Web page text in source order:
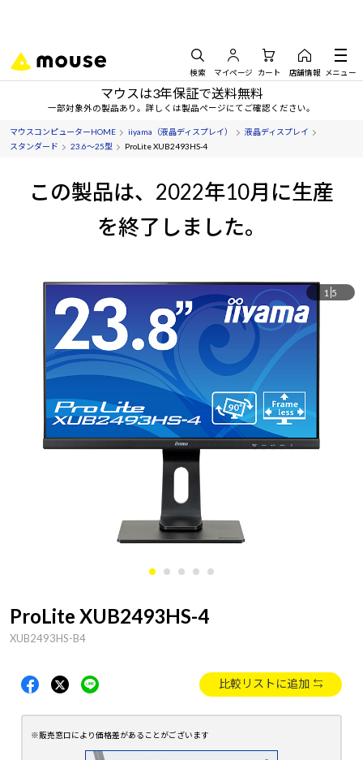
検索 マイページ カート 店舗情報 メニュー
マウスは3年保証で送料無料
一部対象外の製品あり。詳しくは製品ページにてご確認ください。
マウスコンピューターHOME iiyama（液晶ディスプレイ）
液晶ディスプレイ
スタンダード
23.6～25型 ProLite XUB2493HS-4
この製品は、2022年10月に生産
を終了しました。
1 5
ProLite XUB2493HS-4
XUB2493HS-B4
比較リストに追加